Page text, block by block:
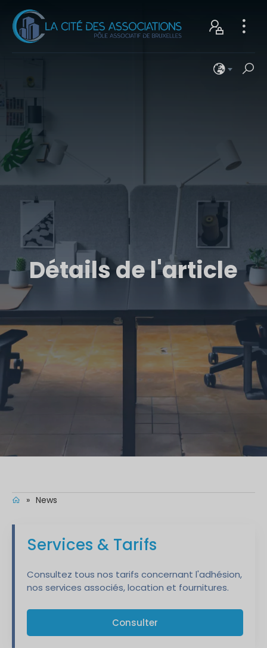
Détails de l'article
» News
Services & Tarifs
Consultez tous nos tarifs concernant l'adhésion,
nos services associés, location et fournitures.
Consulter